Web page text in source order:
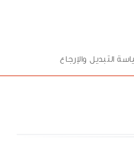
التبديل والإرجاع